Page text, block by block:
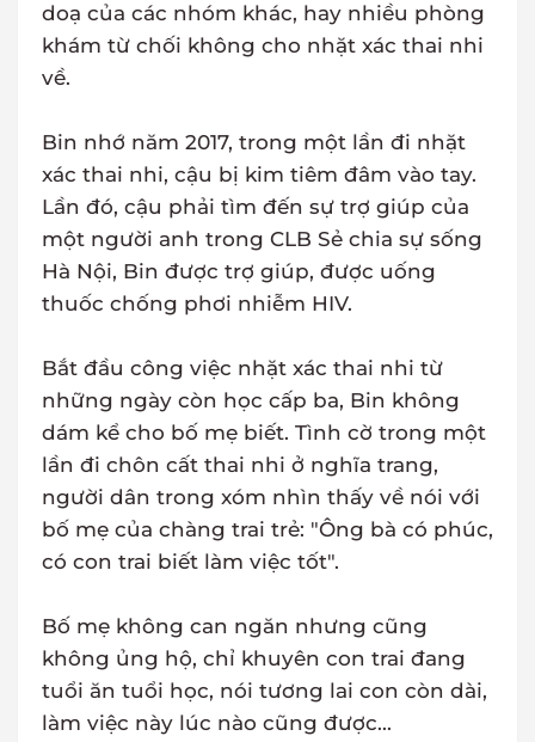
doạ của các nhóm khác, hay nhiều phòng
khám từ chối không cho nhặt xác thai nhi
về.
Bin nhớ năm 2017, trong một lần đi nhặt
xác thai nhi, cậu bị kim tiêm đâm vào tay.
Lần đó, cậu phải tìm đến sự trợ giúp của
một người anh trong CLB Sẻ chia sự sống
Hà Nội, Bin được trợ giúp, được uống
thuốc chống phơi nhiễm HIV.
Bắt đầu công việc nhặt xác thai nhi từ
những ngày còn học cấp ba, Bin không
dám kể cho bố mẹ biết. Tình cờ trong một
lần đi chôn cất thai nhi ở nghĩa trang,
người dân trong xóm nhìn thấy về nói với
bố mẹ của chàng trai trẻ: "Ông bà có phúc,
có con trai biết làm việc tốt".
Bố mẹ không can ngăn nhưng cũng
không ủng hộ, chỉ khuyên con trai đang
tuổi ăn tuổi học, nói tương lai con còn dài,
làm việc này lúc nào cũng được...